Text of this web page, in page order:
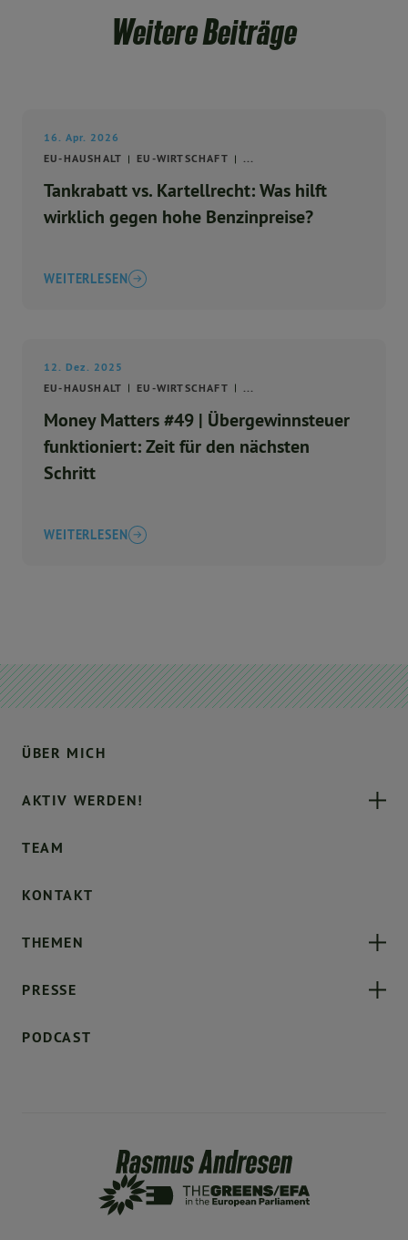
Weitere Beiträge
16. Apr. 2026
EU-HAUSHALT
EU-WIRTSCHAFT ...
Tankrabatt vs. Kartellrecht: Was hilft
wirklich gegen hohe Benzinpreise?
WEITERLESEN
12. Dez. 2025
EU-HAUSHALT
EU-WIRTSCHAFT ...
Money Matters #49 | Übergewinnsteuer
funktioniert: Zeit für den nächsten
Schritt
WEITERLESEN
ÜBER MICH
AKTIV WERDEN!
TEAM
KONTAKT
THEMEN
PRESSE
PODCAST